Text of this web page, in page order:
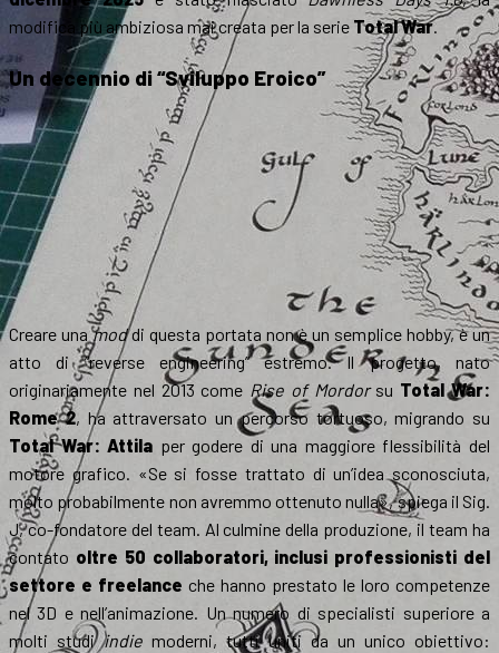
modifica più ambiziosa mai creata per la serie Total War.
Un decennio di “Sviluppo Eroico”
Creare unamoddi questa portata non è un semplice hobby, è un
atto di “reverse engineering” estremo. Il progetto, nato
originariamente nel 2013 come Rise of Mordorsu Total War:
Rome 2, ha attraversato un percorso tortuoso, migrando su
Total War: Attila per godere di una maggiore flessibilità del
motore grafico. «Se si fosse trattato di un’idea sconosciuta,
molto probabilmente non avremmo ottenuto nulla», spiega il Sig.
J, co-fondatore del team. Al culmine della produzione, il team ha
contato oltre 50 collaboratori, inclusi professionisti del
settore e freelance che hanno prestato le loro competenze
nel 3D e nell’animazione. Un numero di specialisti superiore a
molti studiindie moderni, tutti uniti da un unico obiettivo: